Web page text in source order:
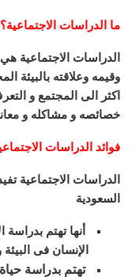
ما الدراسات الاجتماعية؟
الدراسات الاجتماعية
وقيمه وعلاقته بالبيئة
اكثر الى المجتمع و
خصائصه و مشاكله و
فوائد الدراسات
الدراسات الاجتماعية
السعودية
أنها تهتم بدراسة
الإنسان فى
تهتم بدراسة